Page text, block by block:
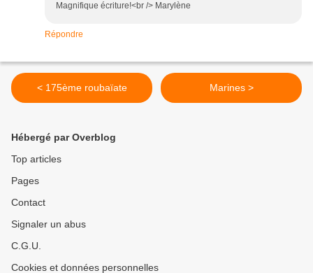
Magnifique écriture!<br /> Marylène
Répondre
< 175ème roubaïate Marines >
Hébergé par Overblog
Top articles
Pages
Contact
Signaler un abus
C.G.U.
Cookies et données personnelles